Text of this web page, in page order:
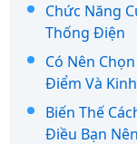
Chức Năng
Thống Điện
Có Nên
Điểm Và
Biến Thế
Điều Bạn